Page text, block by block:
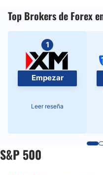
Top Brokers de Forex
1
Empezar
Leer reseña
S&P 500